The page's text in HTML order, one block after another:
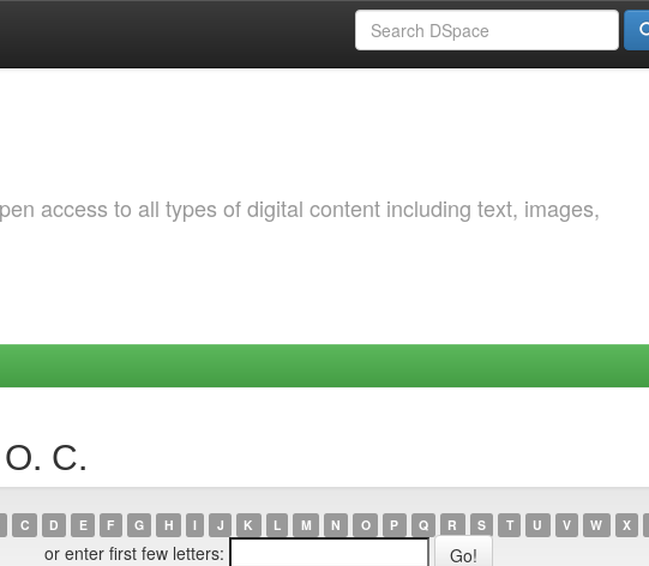
access to all types of digital content including text, images,
О. С.
C D E F G H I J K L M N O P Q R S T U V W X
or enter first few letters: